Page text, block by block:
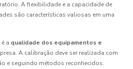
A flexibilidade e a capacidade de
são características valiosas em uma
a qualidade dos equipamentos e
A calibração deve ser realizada com
e seguindo métodos reconhecidos.